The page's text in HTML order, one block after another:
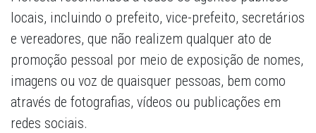
locais, incluindo o prefeito, vice-prefeito, secretários
e vereadores, que não realizem qualquer ato de
promoção pessoal por meio de exposição de nomes,
imagens ou voz de quaisquer pessoas, bem como
através de fotografias, vídeos ou publicações em
redes sociais.